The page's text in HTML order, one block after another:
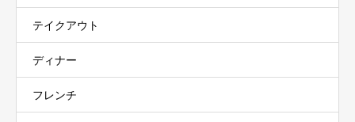
テイクアウト
ディナー
フレンチ